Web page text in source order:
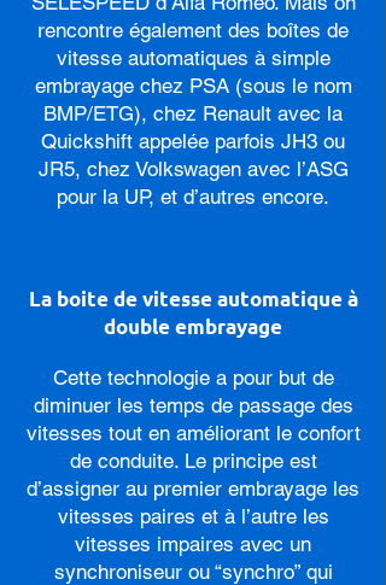
rencontre également des boîtes de
vitesse automatiques à simple
embrayage chez PSA (sous le nom
BMP/ETG), chez Renault avec la
Quickshift appelée parfois JH3 ou
JR5, chez Volkswagen avec l’ASG
pour la UP, et d’autres encore.
La boite de vitesse automatique à
double embrayage
Cette technologie a pour but de
diminuer les temps de passage des
vitesses tout en améliorant le confort
de conduite. Le principe est
d’assigner au premier embrayage les
vitesses paires et à l’autre les
vitesses impaires avec un
synchroniseur ou “synchro” qui